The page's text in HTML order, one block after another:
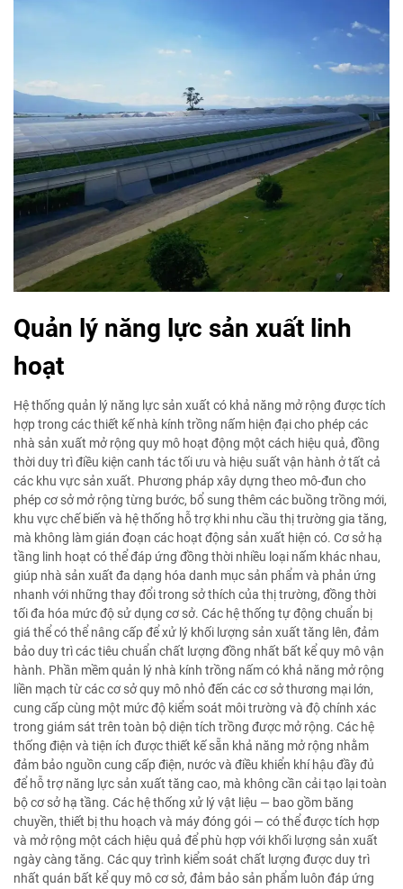
Quản lý năng lực sản xuất linh
hoạt
Hệ thống quản lý năng lực sản xuất có khả năng mở rộng được tích
hợp trong các thiết kế nhà kính trồng nấm hiện đại cho phép các
nhà sản xuất mở rộng quy mô hoạt động một cách hiệu quả, đồng
thời duy trì điều kiện canh tác tối ưu và hiệu suất vận hành ở tất cả
các khu vực sản xuất. Phương pháp xây dựng theo mô-đun cho
phép cơ sở mở rộng từng bước, bổ sung thêm các buồng trồng mới,
khu vực chế biến và hệ thống hỗ trợ khi nhu cầu thị trường gia tăng,
mà không làm gián đoạn các hoạt động sản xuất hiện có. Cơ sở hạ
tầng linh hoạt có thể đáp ứng đồng thời nhiều loại nấm khác nhau,
giúp nhà sản xuất đa dạng hóa danh mục sản phẩm và phản ứng
nhanh với những thay đổi trong sở thích của thị trường, đồng thời
tối đa hóa mức độ sử dụng cơ sở. Các hệ thống tự động chuẩn bị
giá thể có thể nâng cấp để xử lý khối lượng sản xuất tăng lên, đảm
bảo duy trì các tiêu chuẩn chất lượng đồng nhất bất kể quy mô vận
hành. Phần mềm quản lý nhà kính trồng nấm có khả năng mở rộng
liền mạch từ các cơ sở quy mô nhỏ đến các cơ sở thương mại lớn,
cung cấp cùng một mức độ kiểm soát môi trường và độ chính xác
trong giám sát trên toàn bộ diện tích trồng được mở rộng. Các hệ
thống điện và tiện ích được thiết kế sẵn khả năng mở rộng nhằm
đảm bảo nguồn cung cấp điện, nước và điều khiển khí hậu đầy đủ
để hỗ trợ năng lực sản xuất tăng cao, mà không cần cải tạo lại toàn
bộ cơ sở hạ tầng. Các hệ thống xử lý vật liệu — bao gồm băng
chuyền, thiết bị thu hoạch và máy đóng gói — có thể được tích hợp
và mở rộng một cách hiệu quả để phù hợp với khối lượng sản xuất
ngày càng tăng. Các quy trình kiểm soát chất lượng được duy trì
nhất quán bất kể quy mô cơ sở, đảm bảo sản phẩm luôn đáp ứng